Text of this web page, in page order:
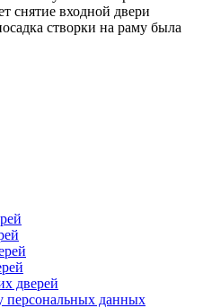
снятие входной двери
створки на раму была
дверей
персональных данных